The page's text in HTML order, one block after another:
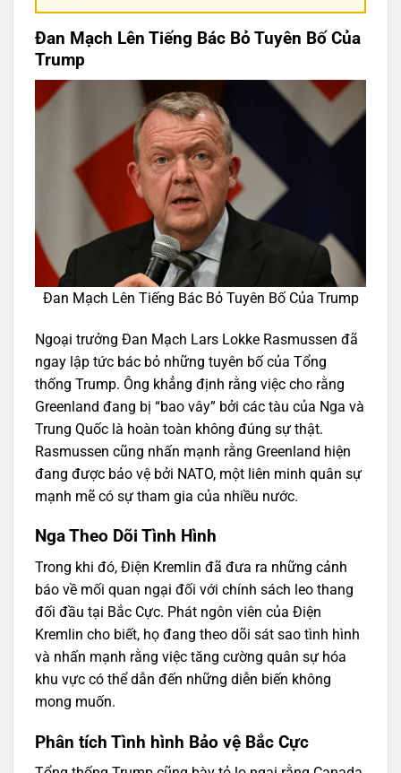
Đan Mạch Lên Tiếng Bác Bỏ Tuyên Bố Của
Trump
Đan Mạch Lên Tiếng Bác Bỏ Tuyên Bố Của Trump
Ngoại trưởng Đan Mạch Lars Lokke Rasmussen đã
ngay lập tức bác bỏ những tuyên bố của Tổng
thống Trump. Ông khẳng định rằng việc cho rằng
Greenland đang bị “bao vây” bởi các tàu của Nga và
Trung Quốc là hoàn toàn không đúng sự thật.
Rasmussen cũng nhấn mạnh rằng Greenland hiện
đang được bảo vệ bởi NATO, một liên minh quân sự
mạnh mẽ có sự tham gia của nhiều nước.
Nga Theo Dõi Tình Hình
Trong khi đó, Điện Kremlin đã đưa ra những cảnh
báo về mối quan ngại đối với chính sách leo thang
đối đầu tại Bắc Cực. Phát ngôn viên của Điện
Kremlin cho biết, họ đang theo dõi sát sao tình hình
và nhấn mạnh rằng việc tăng cường quân sự hóa
khu vực có thể dẫn đến những diễn biến không
mong muốn.
Phân tích Tình hình Bảo vệ Bắc Cực